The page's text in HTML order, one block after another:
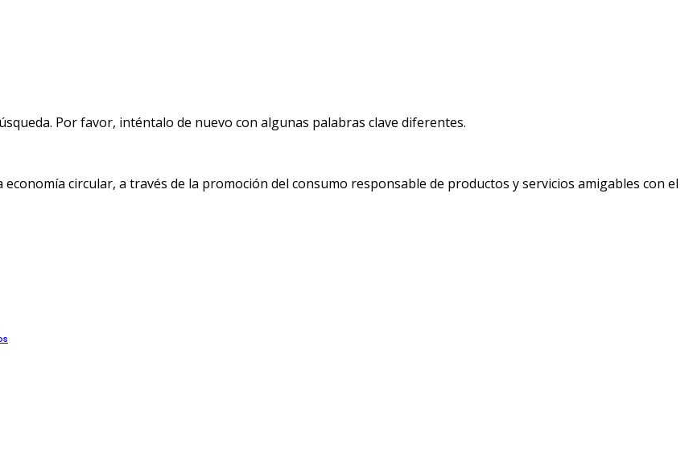
Por favor, inténtalo de nuevo con algunas palabras clave diferentes.
circular, a través de la promoción del consumo responsable de productos y servicios amigables con el